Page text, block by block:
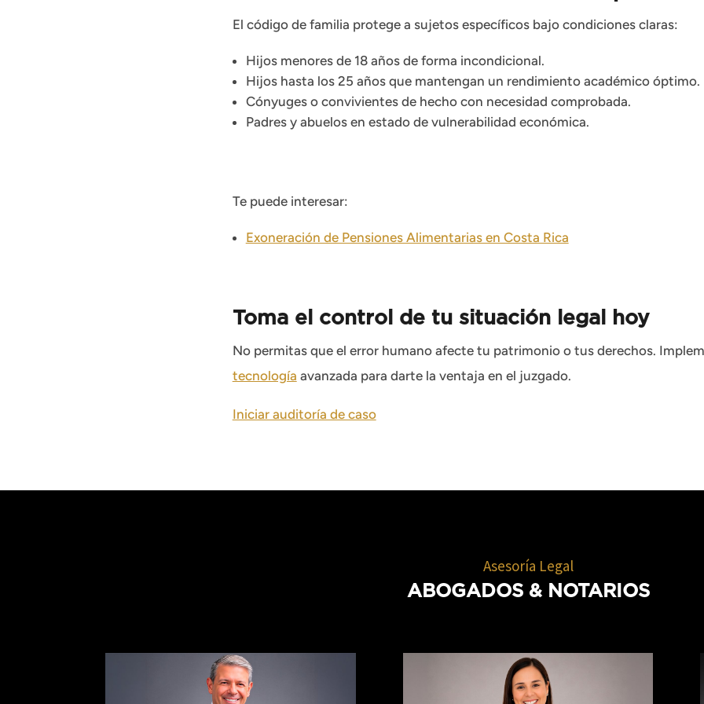
El código de familia protege a sujetos específicos bajo condiciones claras:
Hijos menores de 18 años de forma incondicional.
Hijos hasta los 25 años que mantengan un rendimiento académico óptimo.
Cónyuges o convivientes de hecho con necesidad comprobada.
Padres y abuelos en estado de vulnerabilidad económica.
Te puede interesar:
Exoneración de Pensiones Alimentarias en Costa Rica
Toma el control de tu situación legal hoy
No permitas que el error humano afecte tu patrimonio o tus derechos.
tecnología avanzada para darte la ventaja en el juzgado.
Iniciar auditoría de caso
Asesoría Legal
ABOGADOS& NOTARIOS